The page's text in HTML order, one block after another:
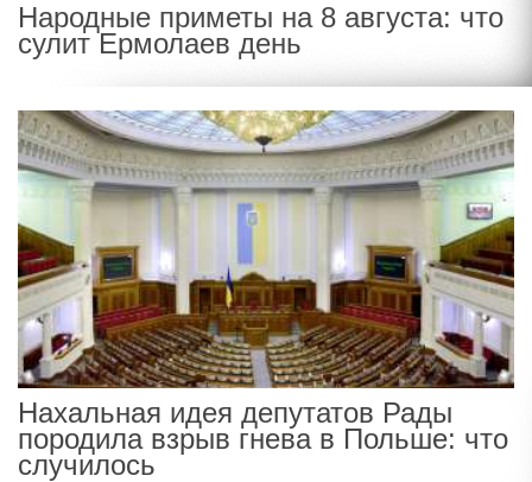
Народные приметы на 8 августа: что
сулит Ермолаев день
Нахальная идея депутатов Рады
породила взрыв гнева в Польше: что
случилось